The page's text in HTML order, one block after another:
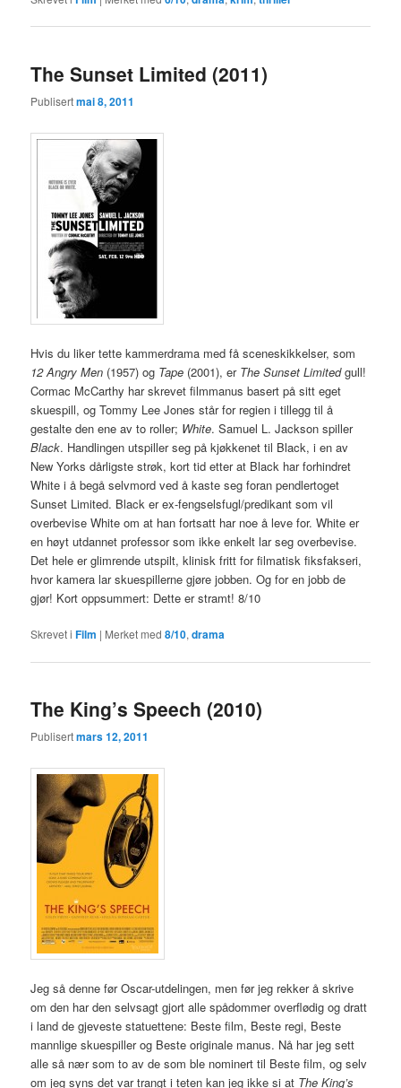
The Sunset Limited (2011)
Publisertmai 8, 2011
Hvis du liker tette kammerdrama med få sceneskikkelser, som
12 Angry Men (1957) og Tape (2001), er The Sunset Limitedgull!
Cormac McCarthy har skrevet filmmanus basert på sitt eget
skuespill, og Tommy Lee Jones står for regien i tillegg til å
gestalte den ene av to roller; White. Samuel L. Jackson spiller
Black. Handlingen utspiller seg på kjøkkenet til Black, i en av
New Yorks dårligste strøk, kort tid etter at Black har forhindret
White i å begå selvmord ved å kaste seg foran pendlertoget
Sunset Limited. Black er ex-fengselsfugl/predikant som vil
overbevise White om at han fortsatt har noe å leve for. White er
en høyt utdannet professor som ikke enkelt lar seg overbevise.
Det hele er glimrende utspilt, klinisk fritt for filmatisk fiksfakseri,
hvor kamera lar skuespillerne gjøre jobben. Og for en jobb de
gjør! Kort oppsummert: Dette er stramt! 8/10
Skrevet i Film | Merket med 8/10,drama
The King’s Speech (2010)
Publisertmars 12, 2011
Jeg så denne før Oscar-utdelingen, men før jeg rekker å skrive
om den har den selvsagt gjort alle spådommer overflødig og dratt
i land de gjeveste statuettene: Beste film, Beste regi, Beste
mannlige skuespiller og Beste originale manus. Nå har jeg sett
alle så nær som to av de som ble nominert til Beste film, og selv
om jeg syns det var trangt i teten kan jeg ikke si at The King’s